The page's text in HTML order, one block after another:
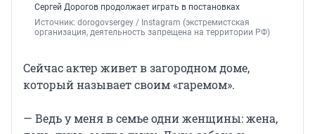
Сергей Дорогов продолжает играть в постановках
Источник: dorogovsergey / Instagram (экстремистская
организация, деятельность запрещена на территории РФ)
Сейчас актер живет в загородном доме,
который называет своим «гаремом».
— Ведь у меня в семье одни женщины: жена,